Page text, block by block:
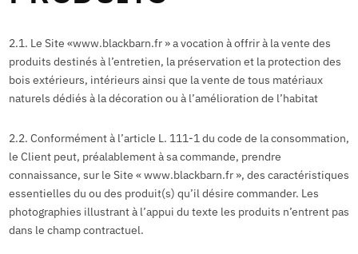
2.1. Le Site «www.blackbarn.fr » a vocation à offrir à la vente des
produits destinés à l’entretien, la préservation et la protection des
bois extérieurs, intérieurs ainsi que la vente de tous matériaux
naturels dédiés à la décoration ou à l’amélioration de l’habitat
2.2. Conformément à l’article L. 111-1 du code de la consommation,
le Client peut, préalablement à sa commande, prendre
connaissance, sur le Site « www.blackbarn.fr », des caractéristiques
essentielles du ou des produit(s) qu’il désire commander. Les
photographies illustrant à l’appui du texte les produits n’entrent pas
dans le champ contractuel.